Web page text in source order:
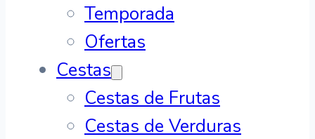
Temporada
Ofertas
Cestas
Cestas de Frutas
Cestas de Verduras